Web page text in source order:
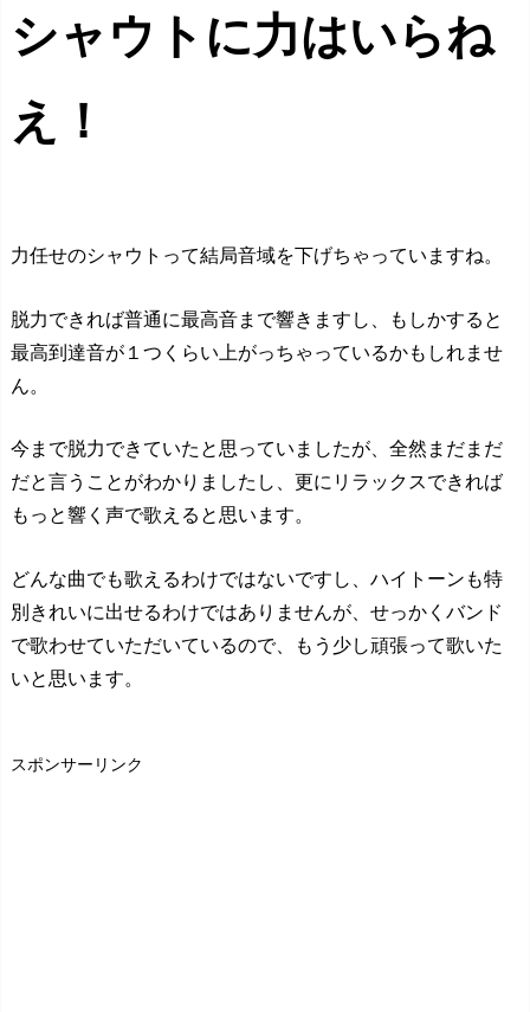
シャウトに力はいらね
え！
力任せのシャウトって結局音域を下げちゃっていますね。
脱力できれば普通に最高音まで響きますし、もしかすると
最高到達音が１つくらい上がっちゃっているかもしれませ
ん。
今まで脱力できていたと思っていましたが、全然まだまだ
だと言うことがわかりましたし、更にリラックスできれば
もっと響く声で歌えると思います。
どんな曲でも歌えるわけではないですし、ハイトーンも特
別きれいに出せるわけではありませんが、せっかくバンド
で歌わせていただいているので、もう少し頑張って歌いた
いと思います。
スポンサーリンク